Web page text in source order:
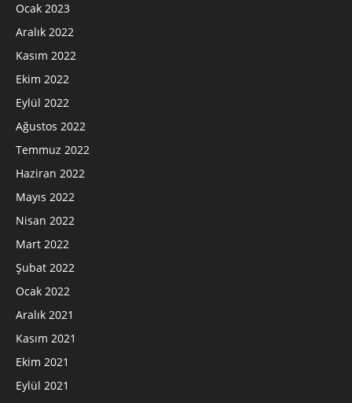
Ocak 2023
Aralık 2022
Kasım 2022
Ekim 2022
Eylül 2022
Ağustos 2022
Temmuz 2022
Haziran 2022
Mayıs 2022
Nisan 2022
Mart 2022
Şubat 2022
Ocak 2022
Aralık 2021
Kasım 2021
Ekim 2021
Eylül 2021